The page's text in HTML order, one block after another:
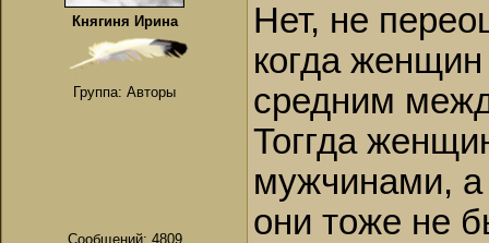
Княгиня Ирина
Группа: Авторы
Сообщений: 4809
Нет, не
когда
средним
Тоггда
мужчинами, а
они тоже не